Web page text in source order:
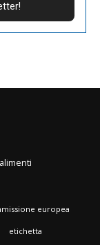
alimenti
europea
etichetta